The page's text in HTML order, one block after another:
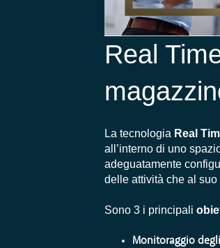
Real
La tecnologia Real
all’interno di uno
adeguatamente
delle attività che al
Sono 3 i principali
Monitoraggio